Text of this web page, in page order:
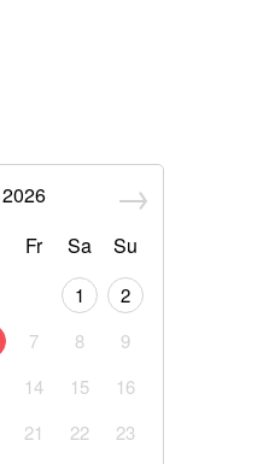
2026
Fr Sa Su
1
2
7 8
9
14 15
16
21 22
23